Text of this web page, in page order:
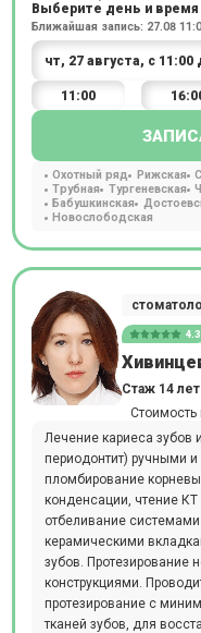
Выберите день и время
Ближайшая запись: 27.08
11:00
Охотный ряд Рижская
Трубная
Тургеневская
Бабушкинская
Новослободская
4.3
Стаж 14 лет
Стоимость
Лечение кариеса зубов
периодонтит) ручными
пломбирование
конденсации, чтение КТ
отбеливание
керамическими
зубов.
конструкциями.
протезирование с
тканей зубов, для